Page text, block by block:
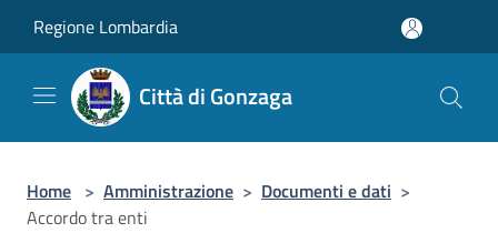
Regione Lombardia
Città di Gonzaga
Home > Amministrazione > Documenti e dati >
Accordo tra enti